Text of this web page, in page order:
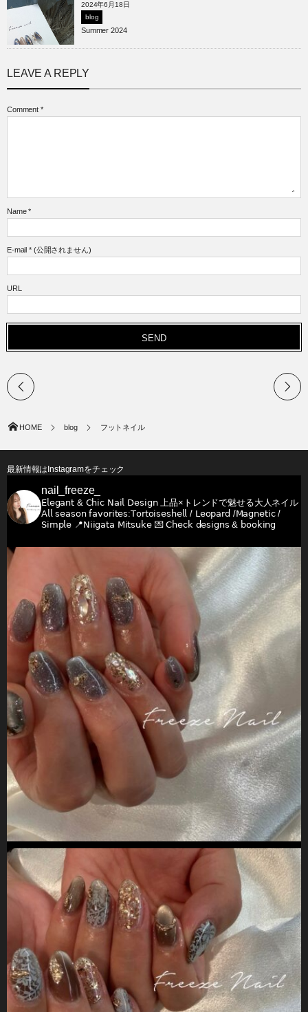
2024年6月18日
blog
Summer 2024
LEAVE A REPLY
Comment *
Name *
E-mail *(公開されません)
URL
HOME blog フットネイル
最新情報はInstagramをチェック
nail_freeze_
𝖤𝗅𝖾𝗀𝖺𝗇𝗍 & 𝖢𝗁𝗂𝖼 𝖭𝖺𝗂𝗅 𝖣𝖾𝗌𝗂𝗀𝗇上品×トレンドで魅せる大人ネイル
𝖠𝗅𝗅 𝗌𝖾𝖺𝗌𝗈𝗇 𝖿𝖺𝗏𝗈𝗋𝗂𝗍𝖾𝗌:𝖳𝗈𝗋𝗍𝗈𝗂𝗌𝖾𝗌𝗁𝖾𝗅𝗅 / 𝖫𝖾𝗈𝗉𝖺𝗋𝖽 /𝖬𝖺𝗀𝗇𝖾𝗍𝗂𝖼 /
𝖲𝗂𝗆𝗉𝗅𝖾 📍𝖭𝗂𝗂𝗀𝖺𝗍𝖺 𝖬𝗂𝗍𝗌𝗎𝗄𝖾💌 𝖢𝗁𝖾𝖼𝗄 𝖽𝖾𝗌𝗂𝗀𝗇𝗌 & 𝖻𝗈𝗈𝗄𝗂𝗇𝗀